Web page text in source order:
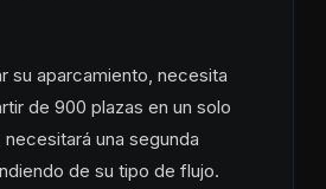
su aparcamiento, necesita
de 900 plazas en un solo
una segunda
de su tipo de flujo.